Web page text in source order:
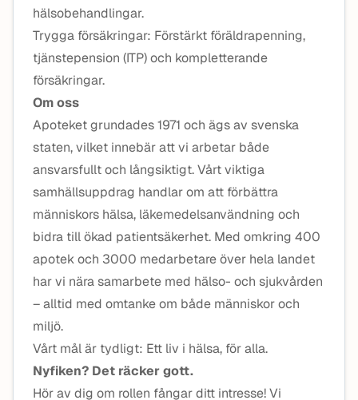
hälsobehandlingar.
Trygga försäkringar: Förstärkt föräldrapenning,
tjänstepension (ITP) och kompletterande
försäkringar.
Om oss
Apoteket grundades 1971 och ägs av svenska
staten, vilket innebär att vi arbetar både
ansvarsfullt och långsiktigt. Vårt viktiga
samhällsuppdrag handlar om att förbättra
människors hälsa, läkemedelsanvändning och
bidra till ökad patientsäkerhet. Med omkring 400
apotek och 3000 medarbetare över hela landet
har vi nära samarbete med hälso- och sjukvården
– alltid med omtanke om både människor och
miljö.
Vårt mål är tydligt: Ett liv i hälsa, för alla.
Nyfiken? Det räcker gott.
Hör av dig om rollen fångar ditt intresse! Vi